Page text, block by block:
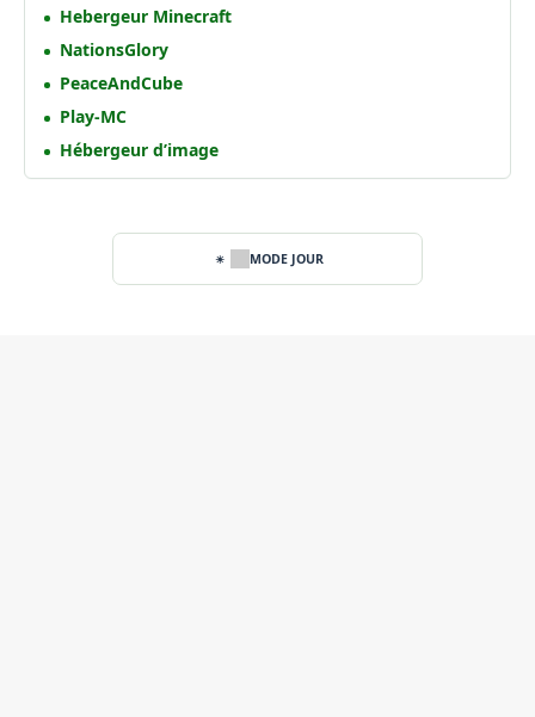
Hebergeur Minecraft
NationsGlory
PeaceAndCube
Play-MC
Hébergeur d’image
MODE JOUR